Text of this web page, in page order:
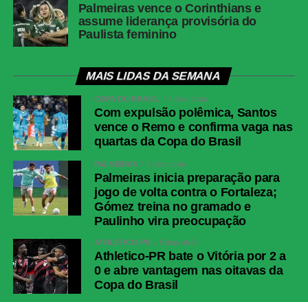
Palmeiras vence o Corinthians e
assume liderança provisória do
Paulista feminino
MAIS LIDAS DA SEMANA
COPA DO BRASIL 4 dias atrás
Com expulsão polêmica, Santos
vence o Remo e confirma vaga nas
quartas da Copa do Brasil
PALMEIRAS 5 dias atrás
Palmeiras inicia preparação para
jogo de volta contra o Fortaleza;
Gómez treina no gramado e
Paulinho vira preocupação
ATHLETICO-PR 5 dias atrás
Athletico-PR bate o Vitória por 2 a
0 e abre vantagem nas oitavas da
Copa do Brasil